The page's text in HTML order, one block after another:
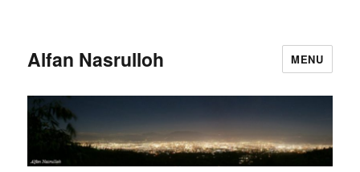
Alfan Nasrulloh MENU